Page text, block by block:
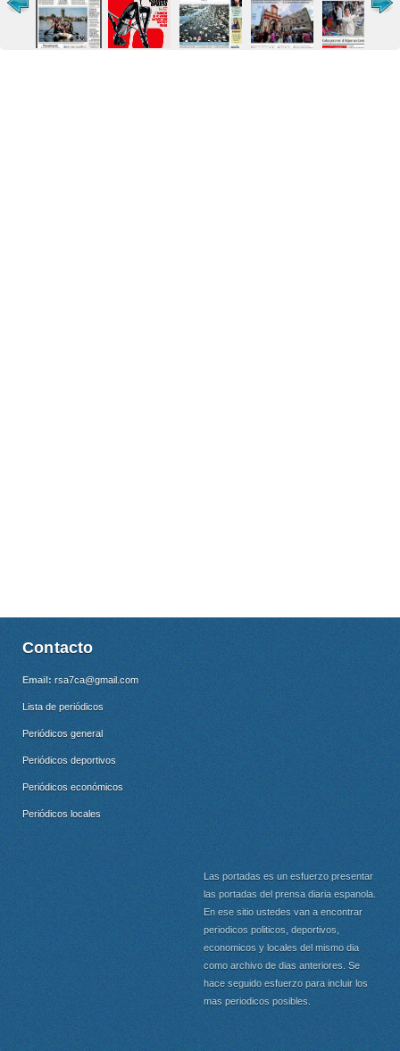
Contacto
Email: rsa7ca@gmail.com
Lista de periódicos
Periódicos general
Periódicos deportivos
Periódicos económicos
Periódicos locales
Las portadas es un esfuerzo presentar
las portadas del prensa diaria espanola.
En ese sitio ustedes van a encontrar
periodicos politicos, deportivos,
economicos y locales del mismo dia
como archivo de dias anteriores. Se
hace seguido esfuerzo para incluir los
mas periodicos posibles.